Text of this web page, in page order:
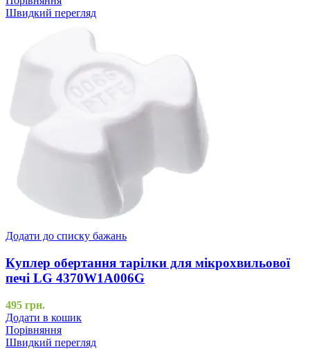
Швидкий перегляд
Додати до списку бажань
Куплер обертання тарілки для мікрохвильової
печі LG 4370W1A006G
495 грн.
Додати в кошик
Порівняння
Швидкий перегляд